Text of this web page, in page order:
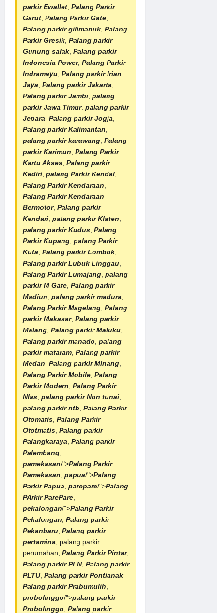
parkir Ewallet Palang Parkir
Garut Palang Parkir Gate
Palang parkir gilimanuk Palang
Parkir Gresik Palang parkir
Gunung salak Palang parkir
Indonesia Power, Palang Parkir
Indramayu Palang parkir Irian
Jaya Palang parkir Jakarta
Palang parkir Jambi palang
parkir Jawa Timur, palang parkir
Jepara Palang parkir Jogja
Palang parkir Kalimantan
palang parkir karawang Palang
parkir Karimun Palang Parkir
Kartu Akses Palang parkir
Kediri palang Parkir Kendal
Palang Parkir Kendaraan
Palang Parkir Kendaraan
Bermotor, Palang parkir
Kendari palang parkir Klaten
palang parkir Kudus Palang
Parkir Kupang palang Parkir
Kuta Palang parkir Lombok
Palang parkir Lubuk Linggau
Palang Parkir Lumajang palang
parkir M Gate Palang parkir
Madiun palang parkir madura
Palang Parkir Magelang Palang
parkir Makasar, Palang parkir
Malang Palang parkir Maluku
Palang parkir manado palang
parkir mataram Palang parkir
Medan Palang parkir Minang
Palang Parkir Mobile Palang
Parkir Modern Palang Parkir
NIas palang parkir Non tunai
palang parkir ntb Palang Parkir
Otomatis Palang Parkir
Ototmatis Palang parkir
Palangkaraya Palang parkir
Palembang
pamekasan/">Palang Parkir
Pamekasan papua/">Palang
Parkir Papua parepare/">Palang
PArkir ParePare
pekalongan/">Palang Parkir
Pekalongan Palang parkir
Pekanbaru Palang parkir
pertamina , palang parkir
perumahan, Palang Parkir Pintar,
Palang parkir PLN, Palang parkir
PLTU, Palang parkir Pontianak
Palang parkir Prabumulih
probolinggo/">palang parkir
Probolinggo Palang parkir